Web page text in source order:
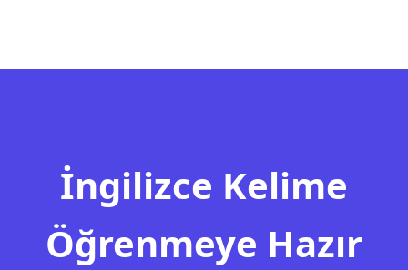
İngilizce Kelime
Öğrenmeye Hazır